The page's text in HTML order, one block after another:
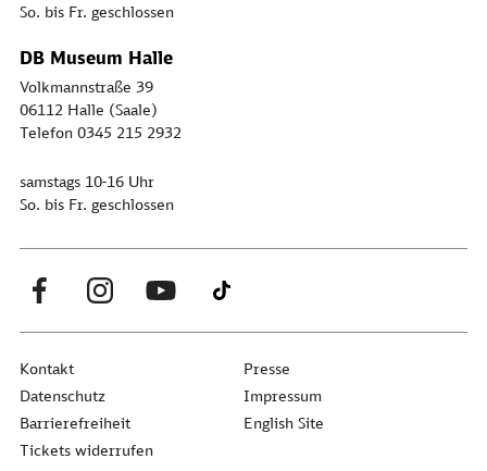
So. bis Fr. geschlossen
DB Museum Halle
Volkmannstraße 39
06112 Halle (Saale)
Telefon 0345 215 2932
samstags 10-16 Uhr
So. bis Fr. geschlossen
Kontakt
Presse
Datenschutz
Impressum
Barrierefreiheit
English Site
Tickets widerrufen